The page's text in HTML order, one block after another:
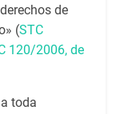
de
(STC
120/2006, de
toda